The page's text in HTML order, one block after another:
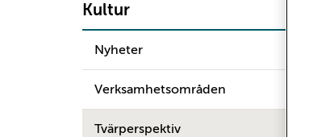
Kultur
Nyheter
Verksamhetsområden
Tvärperspektiv